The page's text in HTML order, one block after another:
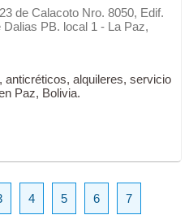
de Calacoto Nro. 8050, Edif.
Dalias PB. local 1 - La Paz,
anticréticos, alquileres, servicio
Paz, Bolivia.
4 5 6 7